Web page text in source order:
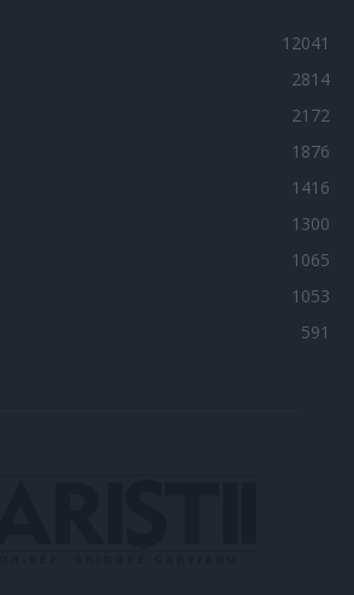
12041
2814
2172
1876
1416
1300
1065
1053
591